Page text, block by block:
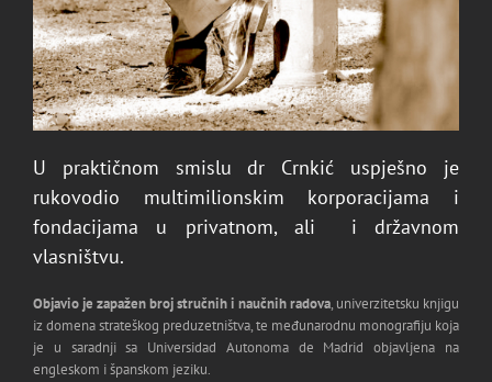
U praktičnom smislu dr Crnkić uspješno je
rukovodio multimilionskim korporacijama i
fondacijama u privatnom, ali i državnom
vlasništvu.
Objavio je zapažen broj stručnih i naučnih radova, univerzitetsku knjigu
iz domena strateškog preduzetništva, te međunarodnu monografiju koja
je u saradnji sa Universidad Autonoma de Madrid objavljena na
engleskom i španskom jeziku.